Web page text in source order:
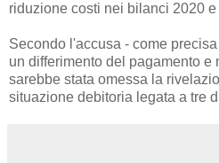
riduzione costi nei bilanci 2020 e
Secondo l'accusa - come
un differimento del pagamento e
sarebbe stata omessa la
situazione debitoria legata a tre